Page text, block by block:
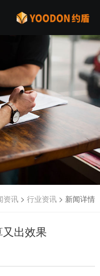
资讯> 行业资讯> 新闻详情
出效果